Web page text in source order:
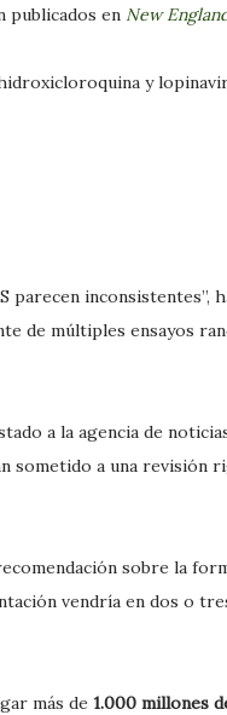
publicados en New
y
inconsistentes”,
de múltiples ensayos
a la agencia de
sometido a una revisión
sobre la
vendría en dos o
más de 1.000 millones